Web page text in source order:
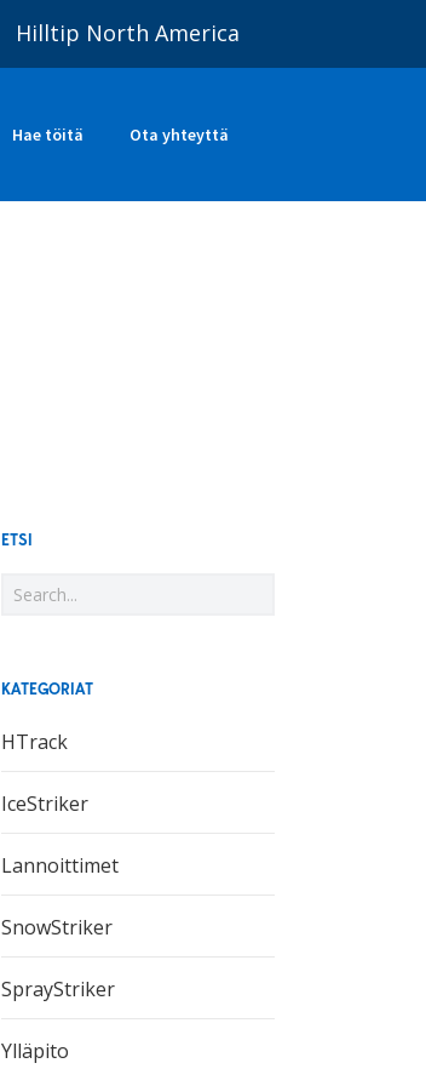
Hilltip North America
Hae töitä Ota yhteyttä
ETSI
KATEGORIAT
HTrack
IceStriker
Lannoittimet
SnowStriker
SprayStriker
Ylläpito